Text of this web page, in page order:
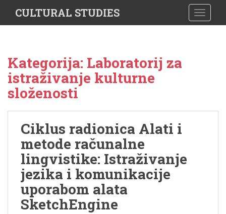
i
CULTURAL STUDIES
Kategorija: Laboratorij za
istraživanje kulturne
složenosti
Ciklus radionica Alati i
metode računalne
lingvistike: Istraživanje
jezika i komunikacije
uporabom alata
SketchEngine